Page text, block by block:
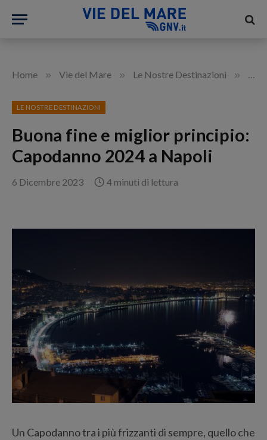
Home » Vie del Mare » Le Nostre Destinazioni »
LE NOSTRE DESTINAZIONI
Buona fine e miglior principio:
Capodanno 2024 a Napoli
6 Dicembre 2023 4 minuti di lettura
Un Capodanno tra i più frizzanti di sempre, quello che